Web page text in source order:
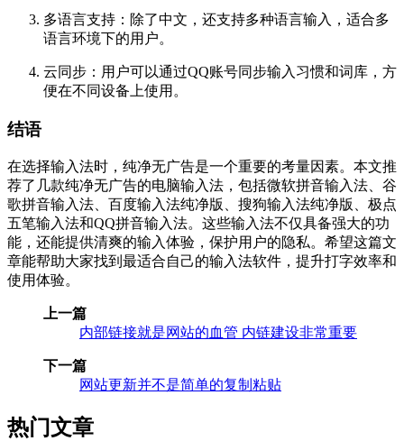
多语言支持：除了中文，还支持多种语言输入，适合多
语言环境下的用户。
云同步：用户可以通过QQ账号同步输入习惯和词库，方
便在不同设备上使用。
结语
在选择输入法时，纯净无广告是一个重要的考量因素。本文推
荐了几款纯净无广告的电脑输入法，包括微软拼音输入法、谷
歌拼音输入法、百度输入法纯净版、搜狗输入法纯净版、极点
五笔输入法和QQ拼音输入法。这些输入法不仅具备强大的功
能，还能提供清爽的输入体验，保护用户的隐私。希望这篇文
章能帮助大家找到最适合自己的输入法软件，提升打字效率和
使用体验。
上一篇
内部链接就是网站的血管 内链建设非常重要
下一篇
网站更新并不是简单的复制粘贴
热门文章